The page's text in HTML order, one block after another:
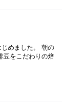
めました。 朝の
豆をこだわりの焙